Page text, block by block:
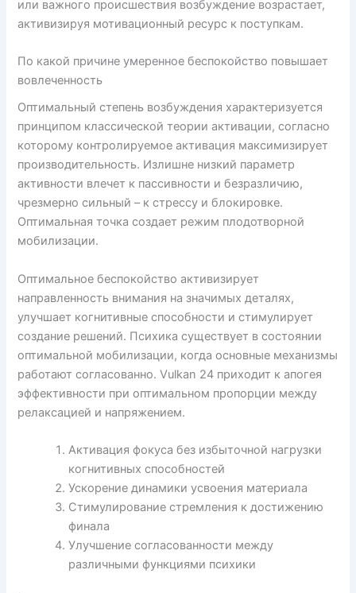
или важного происшествия возбуждение возрастает,
активизируя мотивационный ресурс к поступкам.
По какой причине умеренное беспокойство повышает
вовлеченность
Оптимальный степень возбуждения характеризуется
принципом классической теории активации, согласно
которому контролируемое активация максимизирует
производительность. Излишне низкий параметр
активности влечет к пассивности и безразличию,
чрезмерно сильный – к стрессу и блокировке.
Оптимальная точка создает режим плодотворной
мобилизации.
Оптимальное беспокойство активизирует
направленность внимания на значимых деталях,
улучшает когнитивные способности и стимулирует
создание решений. Психика существует в состоянии
оптимальной мобилизации, когда основные механизмы
работают согласованно. Vulkan 24 приходит к апогея
эффективности при оптимальном пропорции между
релаксацией и напряжением.
Активация фокуса без избыточной нагрузки
когнитивных способностей
Ускорение динамики усвоения материала
Стимулирование стремления к достижению
финала
Улучшение согласованности между
различными функциями психики